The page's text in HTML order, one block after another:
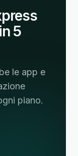
5
le app e
piano.